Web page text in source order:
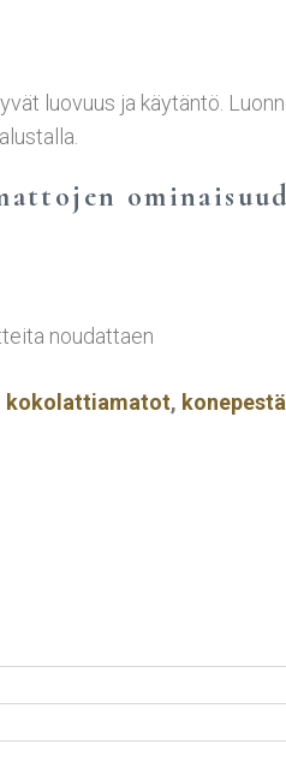
luovuus ja käytäntö.
noudattaen
kokolattiamatot,